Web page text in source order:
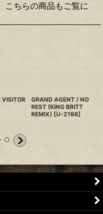
こちらの商品もご覧に
VISITOR
GRAND AGENT / NO
REST (KING BRITT
REMIX) [U-2198]